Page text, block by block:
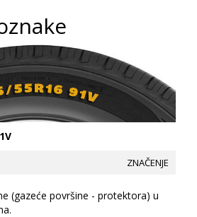
ZNAČENJE
(gazeće površine - protektora) u